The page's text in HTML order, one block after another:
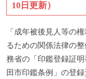
10日更新）
「成年被後見人等の
るための関係法律の
務省の「印鑑登録証
田市印鑑条例」の登